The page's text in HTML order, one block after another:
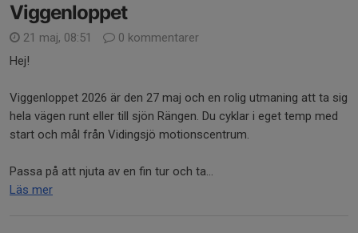
Viggenloppet
21 maj, 08:51
0 kommentarer
Hej!
Viggenloppet 2026 är den 27 maj och en rolig utmaning att ta sig
hela vägen runt eller till sjön Rängen. Du cyklar i eget temp med
start och mål från Vidingsjö motionscentrum.
Passa på att njuta av en fin tur och ta...
Läs mer